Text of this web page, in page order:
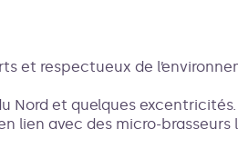
et respectueux de
Nord et quelques excentricités.
lien avec des micro-brasseurs